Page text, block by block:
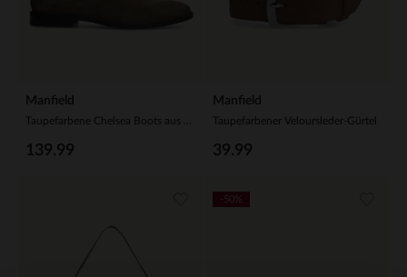
Manfield
139.99
Manfield
Taupefarbener Veloursleder-Gürtel
39.99
-50%